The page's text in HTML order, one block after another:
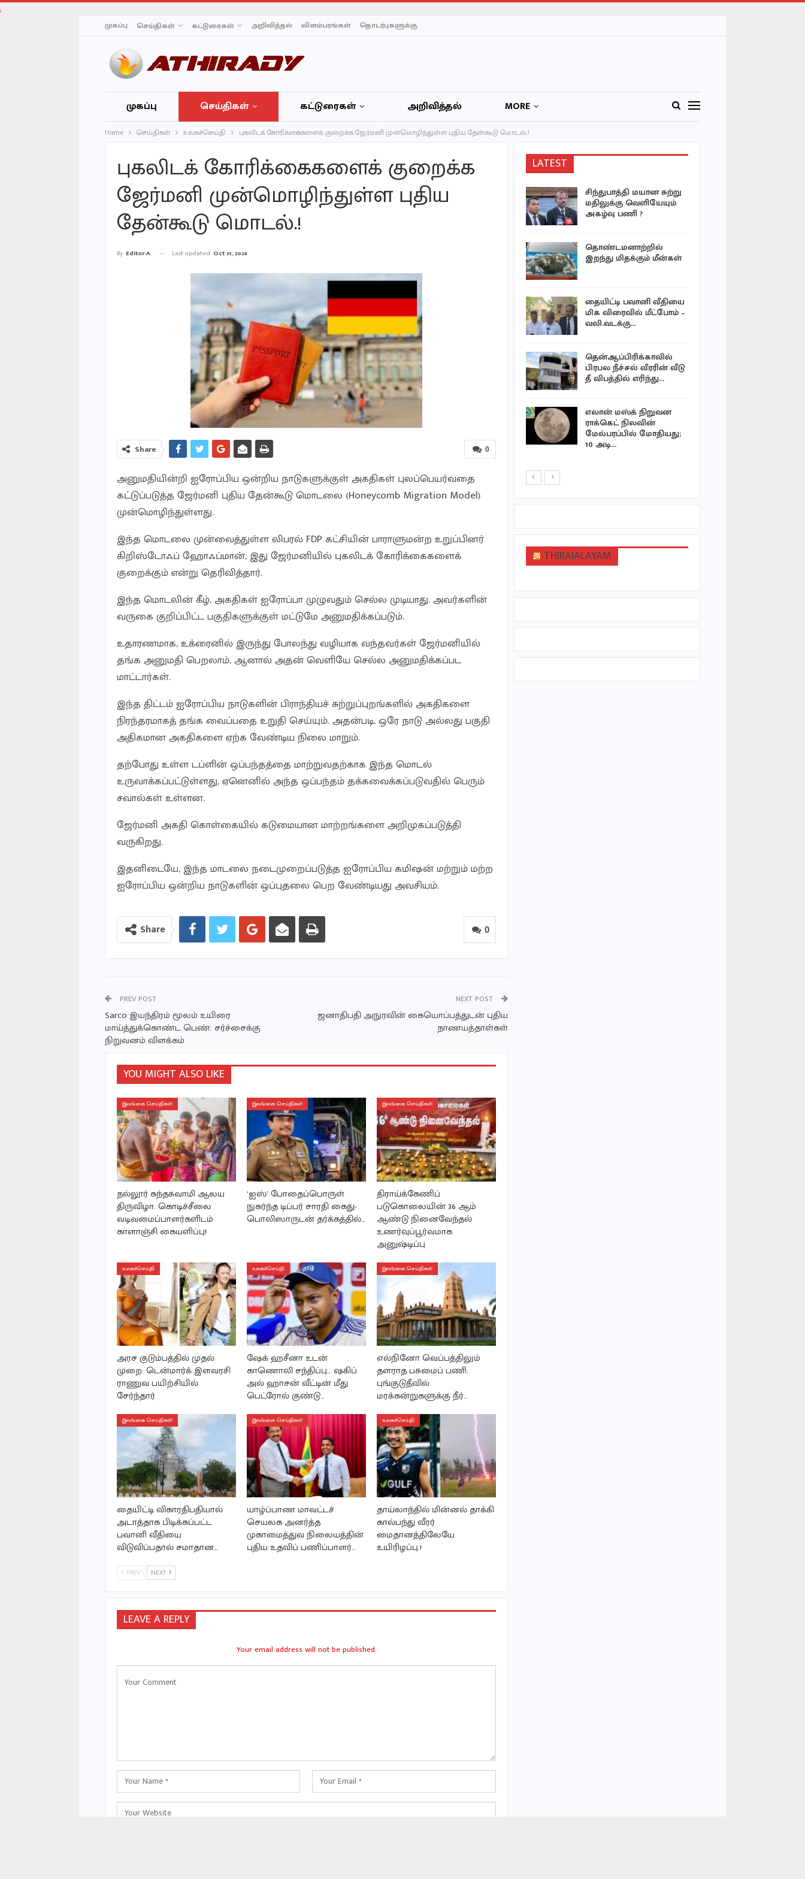
;
முகப்பு செய்திகள் கட்டுரைகள் அறிவித்தல் விளம்பரங்கள் தொடர்புகளுக்கு
முகப்பு செய்திகள் கட்டுரைகள் அறிவித்தல் MORE
Home செய்திகள் உலகச்செய்தி புகலிடக் கோரிக்கைகளைக் குறைக்க ஜேர்மனி முன்மொழிந்துள்ள புதிய தேன்கூடு மொடல்.!
புகலிடக் கோரிக்கைகளைக் குறைக்க
ஜேர்மனி முன்மொழிந்துள்ள புதிய
தேன்கூடு மொடல்.!
By Editor-A Last updated Oct 31, 2024
0
Share
அனுமதியின்றி ஐரோப்பிய ஒன்றிய நாடுகளுக்குள் அகதிகள் புலப்பெயர்வதை
கட்டுப்படுத்த ஜேர்மனி புதிய தேன்கூடு மொடலை (Honeycomb Migration Model)
முன்மொழிந்துள்ளது.
இந்த மொடலை முன்வைத்துள்ள லிபரல் FDP கட்சியின் பாராளுமன்ற உறுப்பினர்
கிறிஸ்டோஃப் ஹோஃப்மான், இது ஜேர்மனியில் புகலிடக் கோரிக்கைகளைக்
குறைக்கும் என்று தெரிவித்தார்.
இந்த மொடலின் கீழ், அகதிகள் ஐரோப்பா முழுவதும் செல்ல முடியாது. அவர்களின்
வருகை குறிப்பிட்ட பகுதிகளுக்குள் மட்டுமே அனுமதிக்கப்படும்.
உதாரணமாக, உக்ரைனில் இருந்து போலந்து வழியாக வந்தவர்கள் ஜேர்மனியில்
தங்க அனுமதி பெறலாம், ஆனால் அதன் வெளியே செல்ல அனுமதிக்கப்பட
மாட்டார்கள்.
இந்த திட்டம் ஐரோப்பிய நாடுகளின் பிராந்தியச் சுற்றுப்புறங்களில் அகதிகளை
நிரந்தரமாகத் தங்க வைப்பதை உறுதி செய்யும். அதன்படி, ஒரே நாடு அல்லது பகுதி
அதிகமான அகதிகளை ஏற்க வேண்டிய நிலை மாறும்.
தற்போது உள்ள டப்ளின் ஒப்பந்தத்தை மாற்றுவதற்காக இந்த மொடல்
உருவாக்கப்பட்டுள்ளது, ஏனெனில் அந்த ஒப்பந்தம் தக்கவைக்கப்படுவதில் பெரும்
சவால்கள் உள்ளன.
ஜேர்மனி அகதி கொள்கையில் கடுமையான மாற்றங்களை அறிமுகப்படுத்தி
வருகிறது.
இதனிடையே, இந்த மாடலை நடைமுறைப்படுத்த ஐரோப்பிய கமிஷன் மற்றும் மற்ற
ஐரோப்பிய ஒன்றிய நாடுகளின் ஒப்புதலை பெற வேண்டியது அவசியம்.
0
Share
PREV POST
Sarco இயந்திரம் மூலம் உயிரை
மாய்த்துக்கொண்ட பெண்: சர்ச்சைக்கு
நிறுவனம் விளக்கம்
NEXT POST
ஜனாதிபதி அநுரவின் கையொப்பத்துடன் புதிய
நாணயத்தாள்கள்
YOU MIGHT ALSO LIKE
இலங்கை செய்திகள்
நல்லூர் கந்தசுவாமி ஆலய
திருவிழா: கொடிச்சீலை
வடிவமைப்பாளர்களிடம்
காளாஞ்சி கையளிப்பு!
இலங்கை செய்திகள்
‘ஐஸ்’ போதைப்பொருள்
நுகர்ந்த டிப்பர் சாரதி கைது-
பொலிஸாருடன் தர்க்கத்தில்…
இலங்கை செய்திகள்
திராய்க்கேணிப்
படுகொலையின் 36 ஆம்
ஆண்டு நினைவேந்தல்
உணர்வுப்பூர்வமாக
அனுஷ்டிப்பு
உலகச்செய்தி
அரச குடும்பத்தில் முதல்
முறை: டென்மார்க் இளவரசி
ராணுவ பயிற்சியில்
சேர்ந்தார்
உலகச்செய்தி
ஷேக் ஹசீனா உடன்
காணொலி சந்திப்பு… ஷகிப்
அல் ஹாசன் வீட்டின் மீது
பெட்ரோல் குண்டு…
இலங்கை செய்திகள்
எல்நினோ வெப்பத்திலும்
தளராத பசுமைப் பணி:
புங்குடுதீவில்
மரக்கன்றுகளுக்கு நீர்…
இலங்கை செய்திகள்
தையிட்டி விகாரதிபதியால்
அடாத்தாக பிடிக்கப்பட்ட
பவானி வீதியை
விடுவிப்பதால் சமாதான…
இலங்கை செய்திகள்
யாழ்ப்பாண மாவட்டச்
செயலக அனர்த்த
முகாமைத்துவ நிலையத்தின்
புதிய உதவிப் பணிப்பாளர்…
உலகச்செய்தி
தாய்லாந்தில் மின்னல் தாக்கி
கால்பந்து வீரர்
மைதானத்திலேயே
உயிரிழப்பு.!
PREV NEXT
LEAVE A REPLY
Your email address will not be published.
LATEST
பாதுகாப்பிற்காக இஸ்ரேல்
எதையும் செய்யும் –
உக்ரைன் மீது ரஷியா
சரமாரி தாக்குதல் – 15 பேர்
பலி
எத்தியோப்பியாவில்
நிலச்சரிவு – 14 பேர் பலி
சிந்துபாத்தி மயான சுற்று
மதிலுக்கு வெளியேயும்
அகழ்வு பணி ?
தொண்டமனாற்றில்
இறந்து மிதக்கும் மீன்கள்
தையிட்டி பவானி வீதியை
மிக விரைவில் மீட்போம் –
வலி.வடக்கு…
தென்ஆப்பிரிக்காவில்
பிரபல நீச்சல் வீரரின் வீடு
தீ விபத்தில் எரிந்து…
எலான் மஸ்க் நிறுவன
ராக்கெட் நிலவின்
மேல்பரப்பில் மோதியது;
10 அடி…
THIRAIALAYAM